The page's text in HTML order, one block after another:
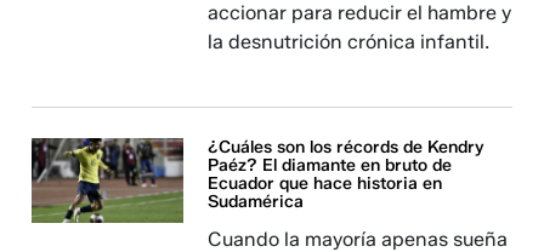
accionar para reducir el hambre y
la desnutrición crónica infantil.
¿Cuáles son los récords de Kendry
Paéz? El diamante en bruto de
Ecuador que hace historia en
Sudamérica
Cuando la mayoría apenas sueña